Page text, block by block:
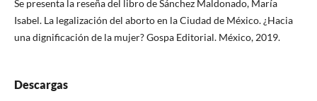
Se presenta la reseña del libro de Sánchez Maldonado, María
Isabel. La legalización del aborto en la Ciudad de México. ¿Hacia
una dignificación de la mujer? Gospa Editorial. México, 2019.
Descargas